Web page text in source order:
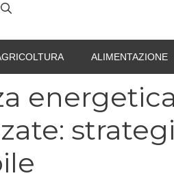
ALIMENTAZIONE